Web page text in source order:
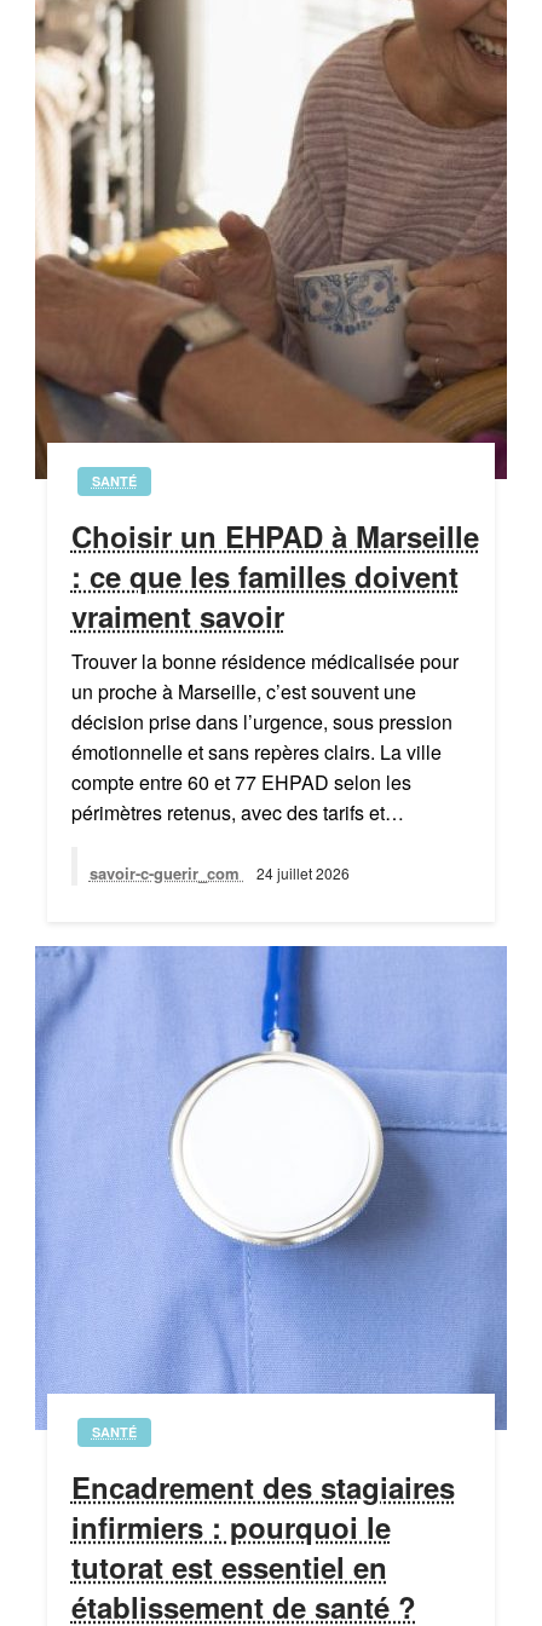
SANTÉ
Choisir un EHPAD à Marseille
: ce que les familles doivent
vraiment savoir
Trouver la bonne résidence médicalisée pour
un proche à Marseille, c’est souvent une
décision prise dans l’urgence, sous pression
émotionnelle et sans repères clairs. La ville
compte entre 60 et 77 EHPAD selon les
périmètres retenus, avec des tarifs et…
savoir-c-guerir_com 24 juillet 2026
SANTÉ
Encadrement des stagiaires
infirmiers : pourquoi le
tutorat est essentiel en
établissement de santé ?